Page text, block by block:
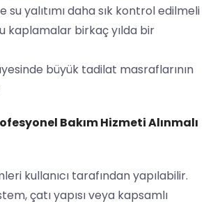
su yalıtımı daha sık kontrol edilmeli
kaplamalar birkaç yılda bir
büyük tadilat masraflarının
Bakım Hizmeti Alınmalı
kullanıcı tarafından yapılabilir.
çatı yapısı veya kapsamlı